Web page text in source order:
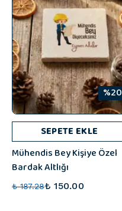
%20
SEPETE EKLE
Mühendis Bey Kişiye Özel
Bardak Altlığı
₺ 187.28₺ 150.00